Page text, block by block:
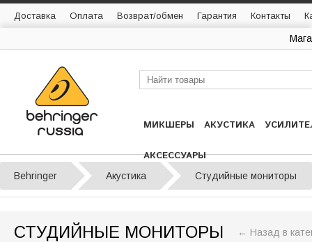
Доставка Оплата Возврат/обмен Гарантия Контакты
МИКШЕРЫ АКУСТИКА
АКСЕССУАРЫ
Behringer Акустика Студийные мониторы
СТУДИЙНЫЕ МОНИТОРЫ ← Назад в